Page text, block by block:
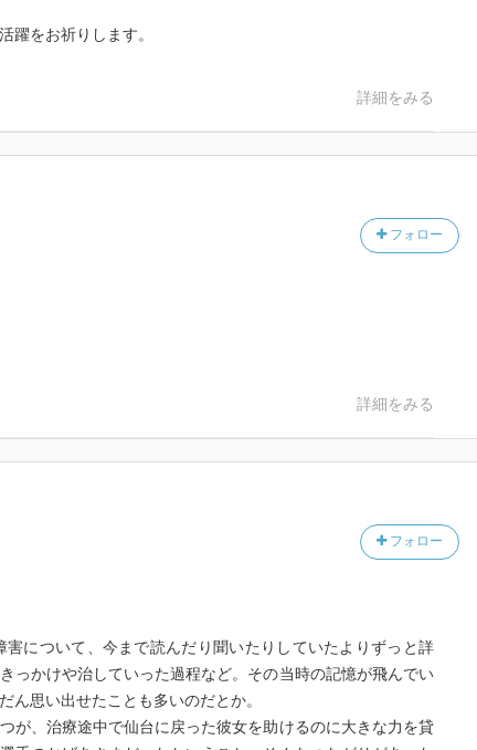
躍をお祈りします。
詳細をみる
フォロー
詳細をみる
フォロー
について、今まで読んだり聞いたりしていたよりずっと詳
っかけや治していった過程など。その当時の記憶が飛んでい
ん思い出せたことも多いのだとか。
が、治療途中で仙台に戻った彼女を助けるのに大きな力を貸